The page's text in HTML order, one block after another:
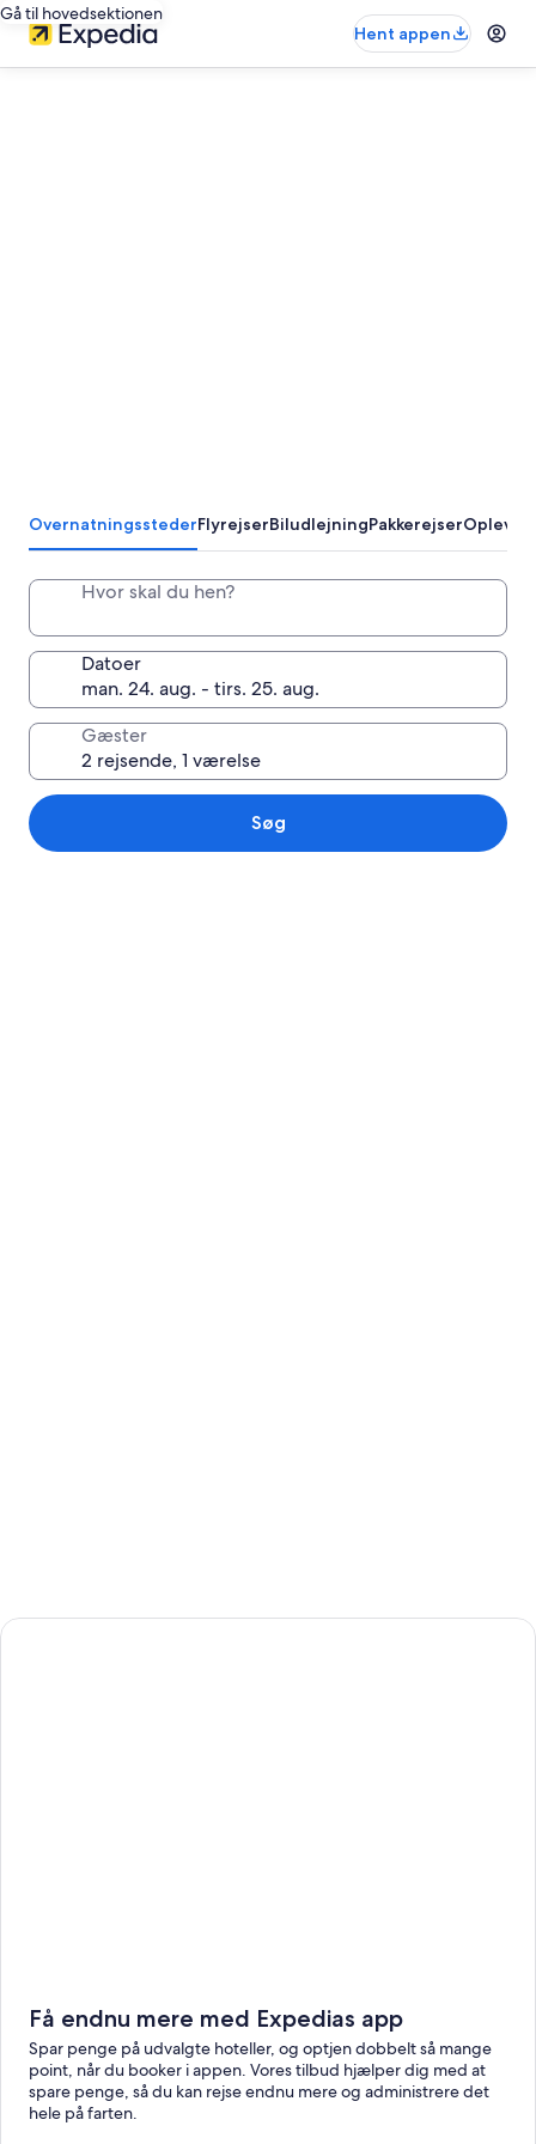
Gå til hovedsektionen
Hent appen
OvernatningsstederFlyrejserBiludlejningPakkerejser
Hvor skal du hen?
Datoer
Gæster
Søg
Få endnu mere med Expedias app
Spar penge på udvalgte hoteller, og optjen dobbelt så mange
point, når du booker i appen. Vores tilbud hjælper dig med at
spare penge, så du kan rejse endnu mere og administrere det
hele på farten.